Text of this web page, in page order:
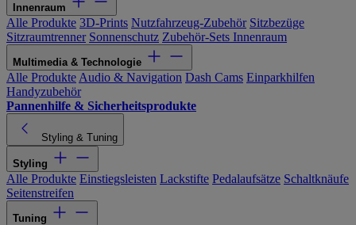
Innenraum
Alle Produkte 3D-Prints Nutzfahrzeug-Zubehör Sitzbezüge
Sitzraumtrenner Sonnenschutz Zubehör-Sets Innenraum
Multimedia & Technologie
Alle Produkte Audio & Navigation Dash Cams Einparkhilfen
Handyzubehör
Pannenhilfe & Sicherheitsprodukte
Styling & Tuning
Styling
Alle Produkte Einstiegsleisten Lackstifte Pedalaufsätze Schaltknäufe
Seitenstreifen
Tuning